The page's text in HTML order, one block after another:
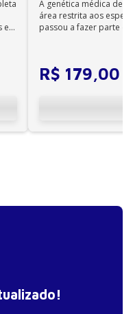
e-books;
e Lev;
e
A genética médica
área restrita aos
passou a fazer parte
R$ 179,00